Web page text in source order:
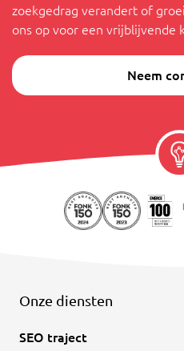
zoekgedrag verandert of
ons op voor een vrijblijvende
Neem
Onze diensten
SEO traject